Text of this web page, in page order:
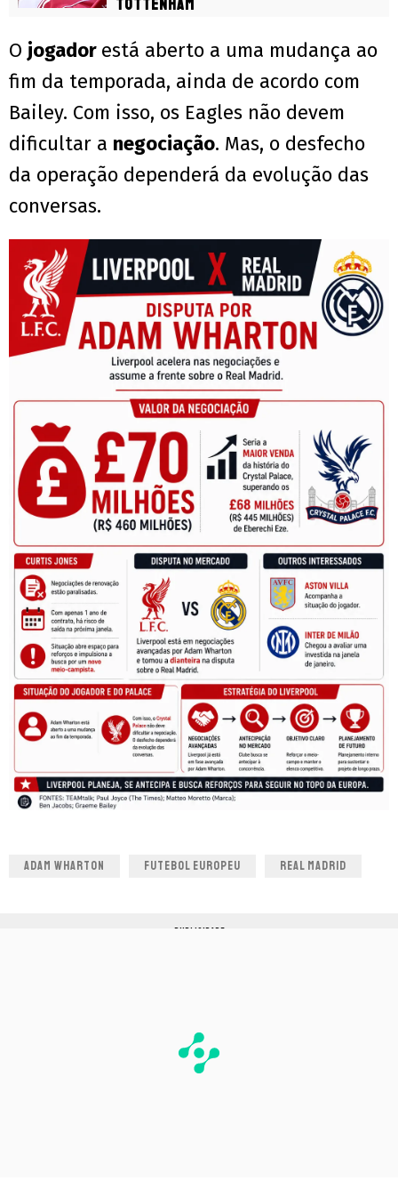
Tottenham
O jogador está aberto a uma mudança ao
fim da temporada, ainda de acordo com
Bailey. Com isso, os Eagles não devem
dificultar a negociação. Mas, o desfecho
da operação dependerá da evolução das
conversas.
ADAM WHARTON FUTEBOL EUROPEU REAL MADRID
PUBLICIDADE